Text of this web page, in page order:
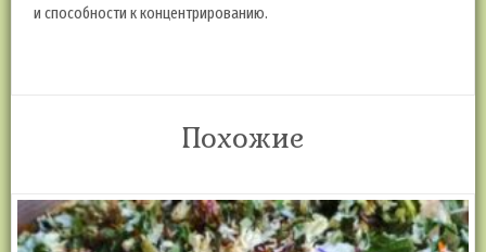
и способности к концентрированию.
Похожие